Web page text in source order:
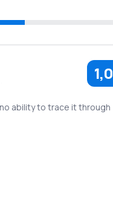
1,0
ability to trace it through